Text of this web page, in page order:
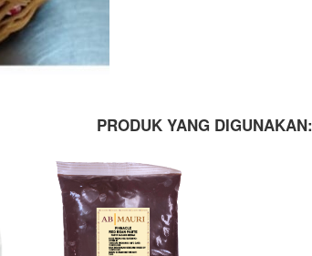
PRODUK YANG DIGUNAKAN: